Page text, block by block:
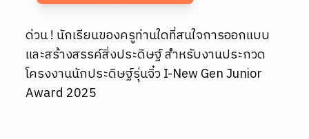
ด่วน ! นักเรียนของครูท่านใดที่สนใจการออกแบบ
และสร้างสรรค์สิ่งประดิษฐ์ สำหรับงานประกวด
โครงงานนักประดิษฐ์รุ่นจิ๋ว I-New Gen Junior
Award 2025